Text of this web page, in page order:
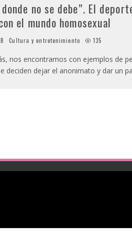
no se debe”. El
el mundo homosexual
Cultura y entretenimiento 135
nos encontramos con ejemplos de
deciden dejar el anonimato y dar un